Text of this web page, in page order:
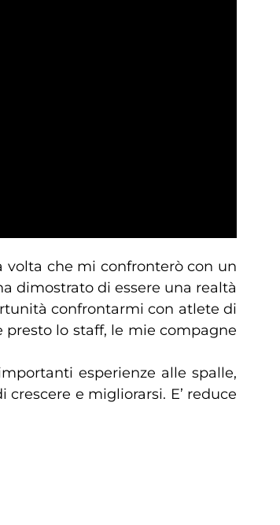
volta che mi confronterò con un
dimostrato di essere una realtà
confrontarmi con atlete di
presto lo staff, le mie compagne
esperienze alle spalle,
e migliorarsi. E’ reduce